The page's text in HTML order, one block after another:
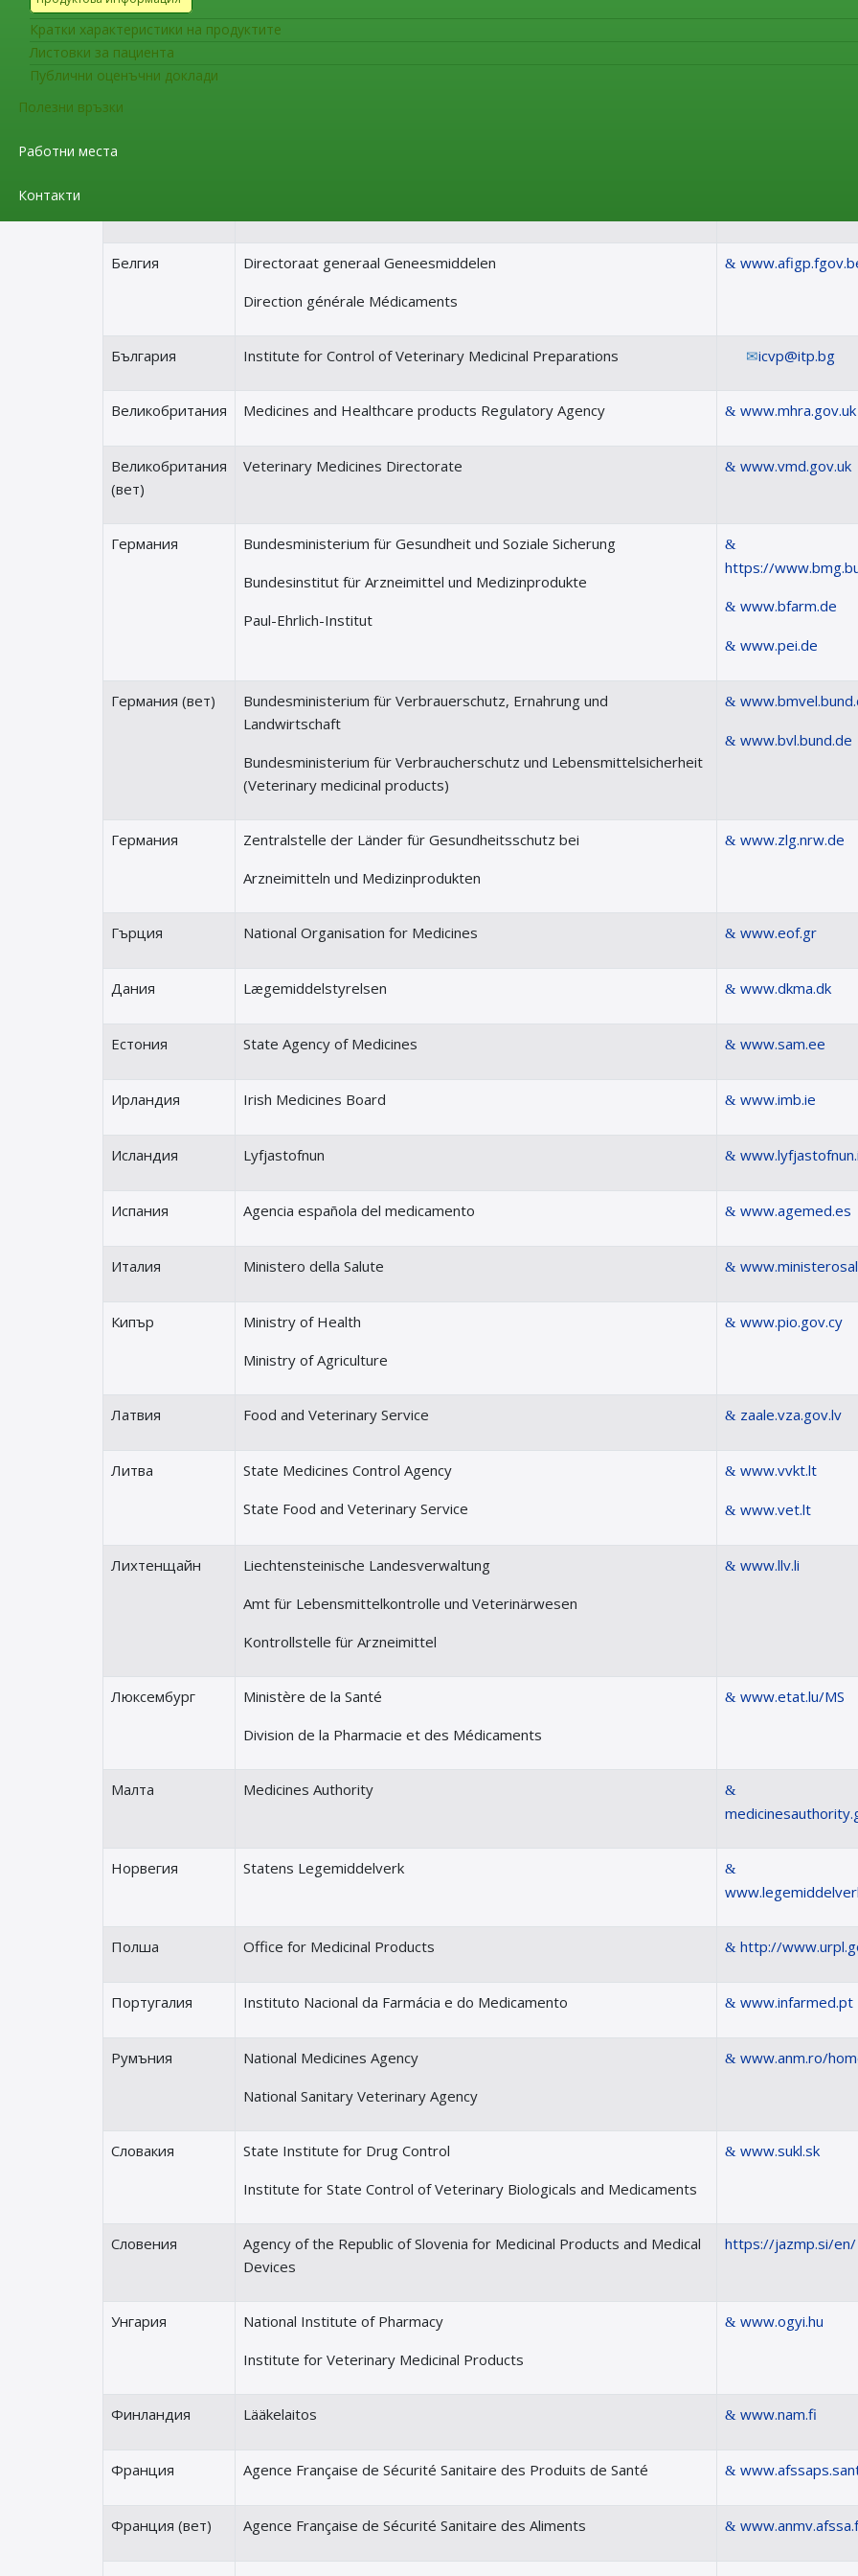
Кратки характеристики на продуктите
Листовки за пациента
Публични оценъчни доклади
Полезни връзки
Работни места
Контакти
Европейска агенция по лекарствата (EMA)
Европейски директорат по качество на лекарствата и здравеопазване, Страсбург
Белгия
Directoraat generaal Geneesmiddelen
Direction générale Médicaments
България Institute for Control of Veterinary Medicinal Preparations icvp@itp.bg
Великобритания Medicines and Healthcare products Regulatory Agency www.mhra.gov.uk
Великобритания
(вет)
Veterinary Medicines Directorate www.vmd.gov.uk
Германия
Bundesministerium für Gesundheit und Soziale Sicherung
Bundesinstitut für Arzneimittel und Medizinprodukte
Paul-Ehrlich-Institut
https://
www.bfarm.de
www.pei.de
Германия (вет)
Bundesministerium für Verbrauerschutz, Ernahrung und
Landwirtschaft
Bundesministerium für Verbraucherschutz und Lebensmittelsicherheit
(Veterinary medicinal products)
www.bvl.bund.de
Германия
Zentralstelle der Länder für Gesundheitsschutz bei
Arzneimitteln und Medizinprodukten
www.zlg.nrw.de
Гърция National Organisation for Medicines www.eof.gr
Дания Lægemiddelstyrelsen www.dkma.dk
Естония State Agency of Medicines www.sam.ee
Ирландия Irish Medicines Board www.imb.ie
Исландия Lyfjastofnun
Испания Agencia española del medicamento www.agemed.es
Италия Ministero della Salute
Кипър
Ministry of Health
Ministry of Agriculture
www.pio.gov.cy
Латвия Food and Veterinary Service zaale.vza.gov.lv
Литва
State Medicines Control Agency
State Food and Veterinary Service
www.vvkt.lt
www.vet.lt
Лихтенщайн
Liechtensteinische Landesverwaltung
Amt für Lebensmittelkontrolle und Veterinärwesen
Kontrollstelle für Arzneimittel
www.llv.li
Люксембург
Ministère de la Santé
Division de la Pharmacie et des Médicaments
www.etat.lu/MS
Малта
Medicines Authority
Норвегия
Statens Legemiddelverk
Полша Office for Medicinal Products http://
Португалия Instituto Nacional da Farmácia e do Medicamento www.infarmed.pt
Румъния
National Medicines Agency
National Sanitary Veterinary Agency
www.anm.ro/
Словакия
State Institute for Drug Control
Institute for State Control of Veterinary Biologicals and Medicaments
www.sukl.sk
Словения
Agency of the Republic of Slovenia for Medicinal Products and Medical
Devices
https://jazmp.si/en/
Унгария
National Institute of Pharmacy
Institute for Veterinary Medicinal Products
www.ogyi.hu
Финландия Lääkelaitos www.nam.fi
Франция Agence Française de Sécurité Sanitaire des Produits de Santé
Франция (вет) Agence Française de Sécurité Sanitaire des Aliments